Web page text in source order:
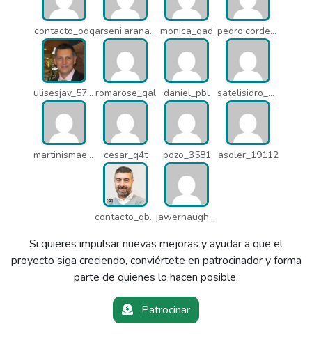
contacto_odq arseni.arana_16484 monica_qad pedro.corderonunez_qab
ulisesjav_5758 romarose_qal daniel_pbl satelisidro_pt5
martinismaelima_qbd cesar_q4t pozo_3581 asoler_19112
contacto_qbw jawernaught_q6x
Si quieres impulsar nuevas mejoras y ayudar a que el
proyecto siga creciendo, conviértete en patrocinador y forma
parte de quienes lo hacen posible.
Patrocinar